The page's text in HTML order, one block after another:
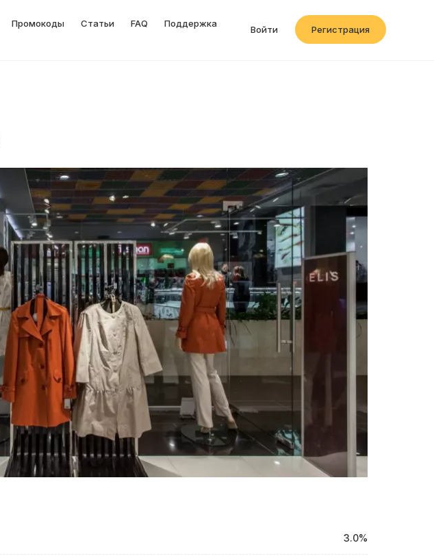
Промокоды Статьи FAQ Поддержка
Войти Регистрация
3.0%